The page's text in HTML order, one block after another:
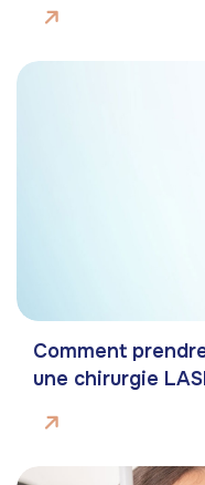
Comment
une chirurgie